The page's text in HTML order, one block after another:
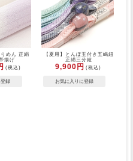
りめん 正絹
揚げ
(税込)
【夏用】とんぼ玉付き五嶋紐
正絹三分紐
9,900円 (税込)